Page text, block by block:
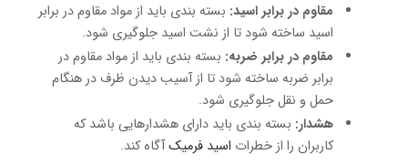
مقاوم در برابر اسید: بسته بندی باید از مواد مقاوم در برابر
اسید ساخته شود تا از نشت اسید جلوگیری شود.
مقاوم در برابر ضربه: بسته بندی باید از مواد مقاوم در
برابر ضربه ساخته شود تا از آسیب دیدن ظرف در هنگام
حمل و نقل جلوگیری شود.
هشدار: بسته بندی باید دارای هشدارهایی باشد که
کاربران را از خطرات اسید فرمیکآگاه کند.